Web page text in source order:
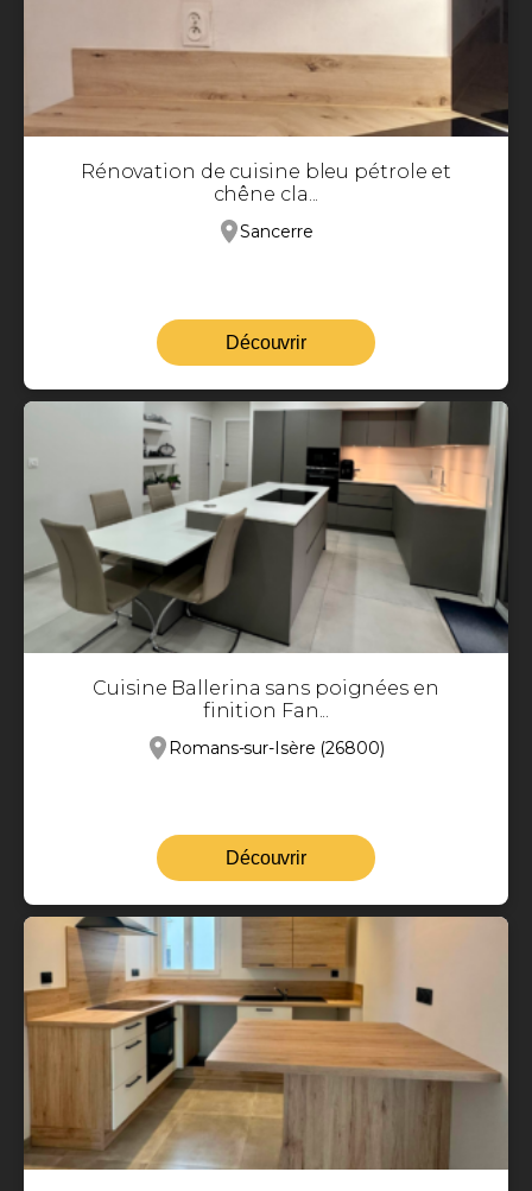
Rénovation de cuisine bleu pétrole et
chêne cla...
Sancerre
Découvrir
Cuisine Ballerina sans poignées en
finition Fan...
Romans-sur-Isère (26800)
Découvrir